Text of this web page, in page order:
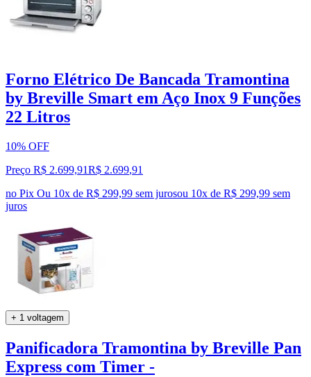
Forno Elétrico De Bancada Tramontina
by Breville Smart em Aço Inox 9 Funções
22 Litros
10% OFF
Preço R$ 2.699,91R$ 2.699,91
no Pix Ou 10x de R$ 299,99 sem jurosou 10x de R$ 299,99 sem
juros
+ 1 voltagem
Panificadora Tramontina by Breville Pan
Express com Timer -